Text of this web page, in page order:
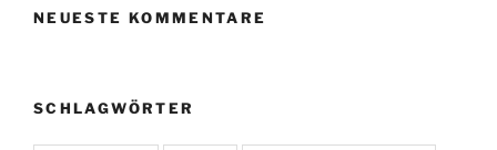
NEUESTE KOMMENTARE
SCHLAGWÖRTER